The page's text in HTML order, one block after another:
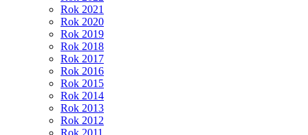
Rok 2021
Rok 2020
Rok 2019
Rok 2018
Rok 2017
Rok 2016
Rok 2015
Rok 2014
Rok 2013
Rok 2012
Rok 2011